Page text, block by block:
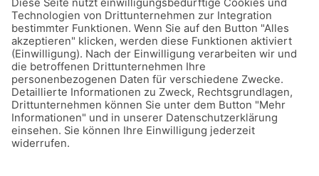
Telefon: (03375)217459 0
Fax: (03375)217459 19
© 2026 Deuzert gmbh